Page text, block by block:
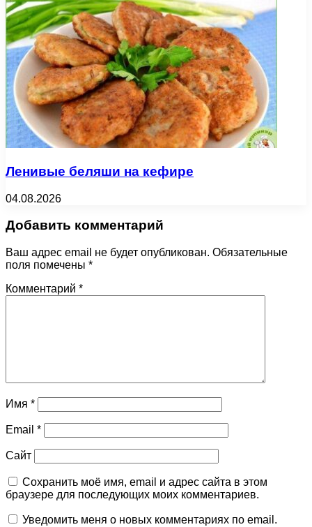
Ленивые беляши на кефире
04.08.2026
Добавить комментарий
Ваш адрес email не будет опубликован. Обязательные
поля помечены *
Комментарий *
Имя *
Email *
Сайт
Сохранить моё имя, email и адрес сайта в этом
браузере для последующих моих комментариев.
Уведомить меня о новых комментариях по email.